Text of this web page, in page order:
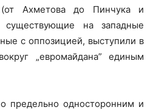
(от Ахметова до Пинчука и
на западные
с оппозицией, выступили в
„евромайдана” единым
предельно односторонним и